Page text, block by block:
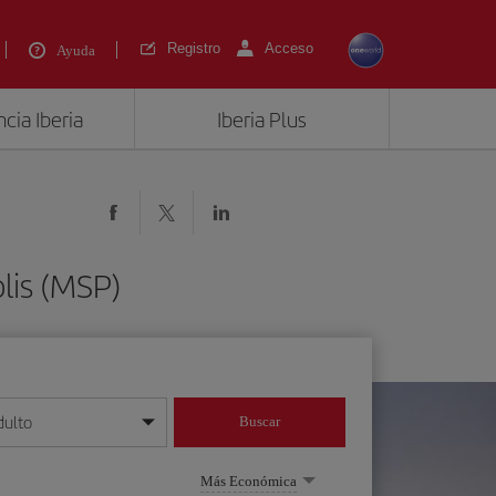
Ayuda Registro Acceso
Iberia Iberia Plus
(MSP)
mes/año
Buscar
Más Económica